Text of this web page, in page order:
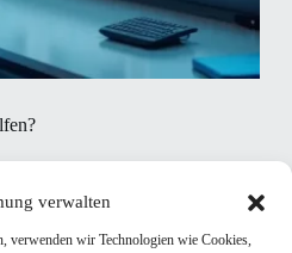
verwalten
verwenden wir Technologien wie Cookies,